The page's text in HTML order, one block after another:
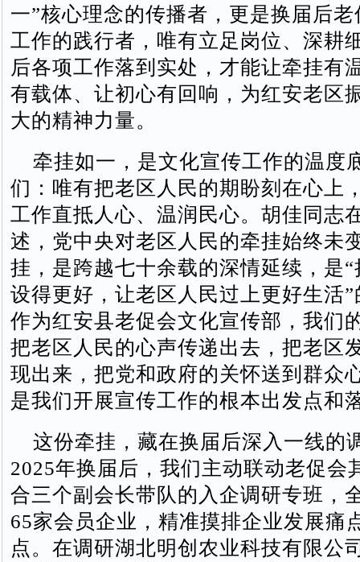
一”核心理念的传播者，更是换届后
工作的践行者，唯有立足岗位、深耕
后各项工作落到实处，才能让牵挂有
有载体、让初心有回响，为红安老区
大的精神力量。
牵挂如一，是文化宣传工作的温度
们：唯有把老区人民的期盼刻在心上
工作直抵人心、温润民心。胡佳同志
述，党中央对老区人民的牵挂始终未
挂，是跨越七十余载的深情延续，是
设得更好，让老区人民过上更好生活
作为红安县老促会文化宣传部，我们
把老区人民的心声传递出去，把老区
现出来，把党和政府的关怀送到群众
是我们开展宣传工作的根本出发点和
这份牵挂，藏在换届后深入一线的
2025年换届后，我们主动联动老促会
合三个副会长带队的入企调研专班，
65家会员企业，精准摸排企业发展痛
点。在调研湖北明创农业科技有限公